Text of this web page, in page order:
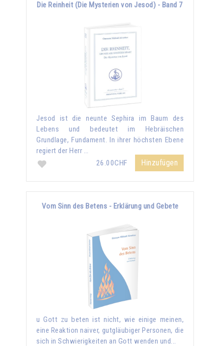
Die Reinheit (Die Mysterien von Jesod) - Band 7
Jesod ist die neunte Sephira im Baum des
Lebens und bedeutet im Hebräischen
Grundlage, Fundament. In ihrer höchsten Ebene
regiert der Herr …
26.00CHF
Hinzufügen
Vom Sinn des Betens - Erklärung und Gebete
u Gott zu beten ist nicht, wie einige meinen,
eine Reaktion naiver, gutgläubiger Personen, die
sich in Schwierigkeiten an Gott wenden und...